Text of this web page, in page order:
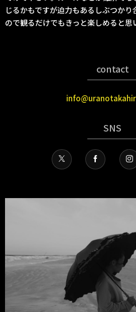
じるかもですが迫力もあるしぶつか
ので観るだけでもきっと楽しめると思
contact
SNS